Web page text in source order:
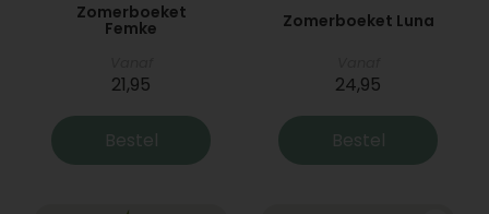
Zomerboeket
Femke
21,95
Bestel
Zomerboeket Luna
24,95
Bestel